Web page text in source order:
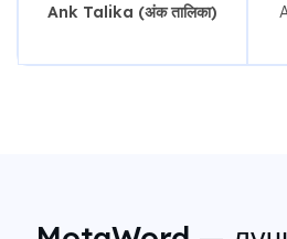
Ank Talika (अंक तालिका)